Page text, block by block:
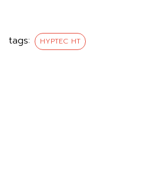
tags: HYPTEC HT